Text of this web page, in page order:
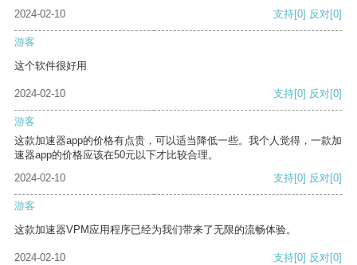
2024-02-10
支持[0] 反对[0]
游客
这个软件很好用
2024-02-10 支持[0] 反对[0]
游客
这款加速器app的价格有点贵，可以适当降低一些。我个人觉得，一款加
速器app的价格应该在50元以下才比较合理。
2024-02-10
支持[0] 反对[0]
游客
这款加速器VPM应用程序已经为我们带来了无限的流畅体验。
2024-02-10 支持[0] 反对[0]